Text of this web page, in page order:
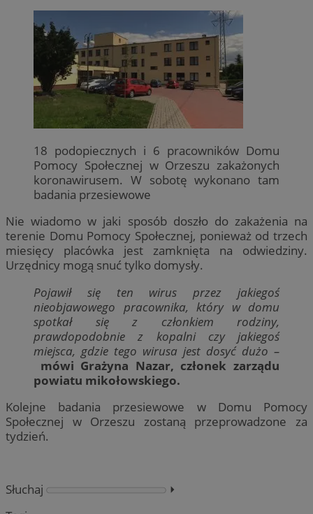
18 podopiecznych i 6 pracowników Domu
Pomocy Społecznej w Orzeszu zakażonych
koronawirusem. W sobotę wykonano tam
badania przesiewowe
Nie wiadomo w jaki sposób doszło do zakażenia na
terenie Domu Pomocy Społecznej, ponieważ od trzech
miesięcy placówka jest zamknięta na odwiedziny.
Urzędnicy mogą snuć tylko domysły.
Pojawił się ten wirus przez jakiegoś
nieobjawowego pracownika, który w domu
spotkał się z członkiem rodziny,
prawdopodobnie z kopalni czy jakiegoś
miejsca, gdzie tego wirusa jest dosyć dużo –
mówi Grażyna Nazar, członek zarządu
powiatu mikołowskiego.
Kolejne badania przesiewowe w Domu Pomocy
Społecznej w Orzeszu zostaną przeprowadzone za
tydzień.
Słuchaj
⏵︎